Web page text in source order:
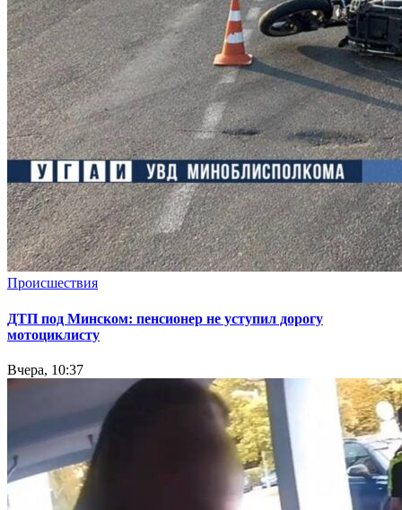
Происшествия
ДТП под Минском: пенсионер не уступил дорогу
мотоциклисту
Вчера, 10:37